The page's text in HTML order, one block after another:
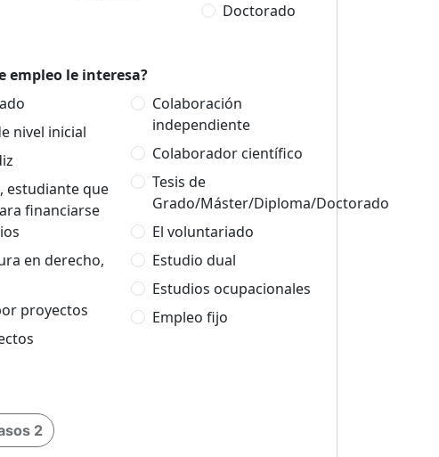
Doctorado
empleo le interesa?
nivel inicial
estudiante que
financiarse
en derecho,
proyectos
Colaboración
independiente
Colaborador científico
Tesis de
Grado/Máster/Diploma/Doctorado
El voluntariado
Estudio dual
Estudios ocupacionales
Empleo fijo
2